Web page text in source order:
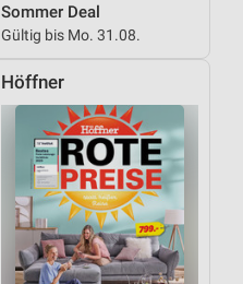
Sommer Deal
Gültig bis Mo. 31.08.
Höffner